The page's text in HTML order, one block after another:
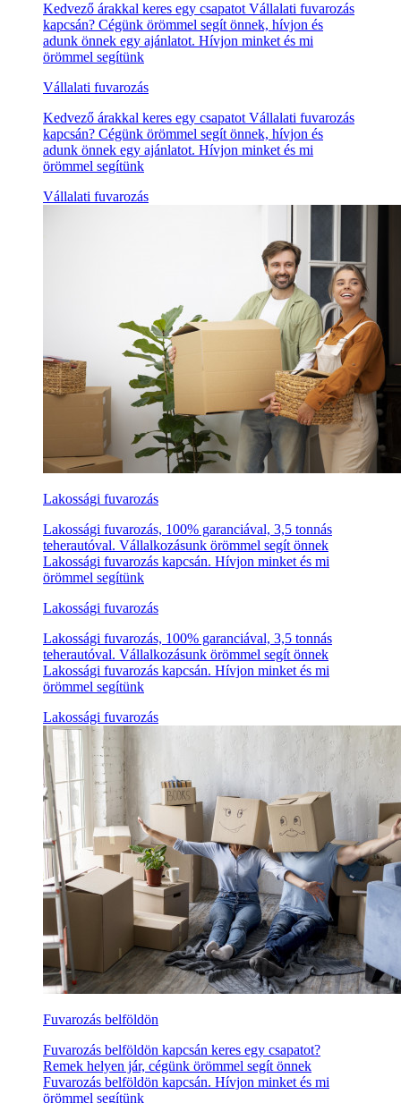
Kedvező árakkal keres egy csapatot Vállalati fuvarozás
kapcsán? Cégünk örömmel segít önnek, hívjon és
adunk önnek egy ajánlatot. Hívjon minket és mi
örömmel segítünk
Vállalati fuvarozás
Kedvező árakkal keres egy csapatot Vállalati fuvarozás
kapcsán? Cégünk örömmel segít önnek, hívjon és
adunk önnek egy ajánlatot. Hívjon minket és mi
örömmel segítünk
Vállalati fuvarozás
Lakossági fuvarozás
Lakossági fuvarozás, 100% garanciával, 3,5 tonnás
teherautóval. Vállalkozásunk örömmel segít önnek
Lakossági fuvarozás kapcsán. Hívjon minket és mi
örömmel segítünk
Lakossági fuvarozás
Lakossági fuvarozás, 100% garanciával, 3,5 tonnás
teherautóval. Vállalkozásunk örömmel segít önnek
Lakossági fuvarozás kapcsán. Hívjon minket és mi
örömmel segítünk
Lakossági fuvarozás
Fuvarozás belföldön
Fuvarozás belföldön kapcsán keres egy csapatot?
Remek helyen jár, cégünk örömmel segít önnek
Fuvarozás belföldön kapcsán. Hívjon minket és mi
örömmel segítünk